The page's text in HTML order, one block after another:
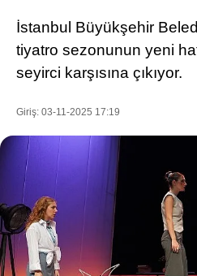
SPOR
SAĞLIK
TEKNOLOJİ
EĞİTİM
İstanbul Büyükşehir
tiyatro sezonunun yeni
seyirci karşısına çıkıyor.
Giriş: 03-11-2025 17:19